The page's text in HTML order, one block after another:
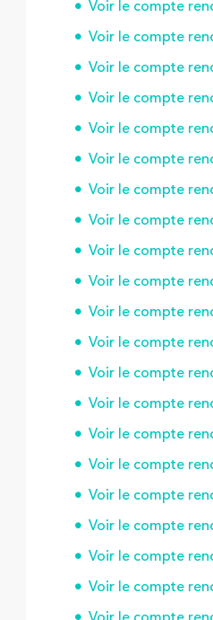
Voir le compte
Voir le compte
Voir le compte
Voir le compte
Voir le compte
Voir le compte
Voir le compte
Voir le compte
Voir le compte
Voir le compte
Voir le compte
Voir le compte
Voir le compte
Voir le compte
Voir le compte
Voir le compte
Voir le compte
Voir le compte
Voir le compte
Voir le compte